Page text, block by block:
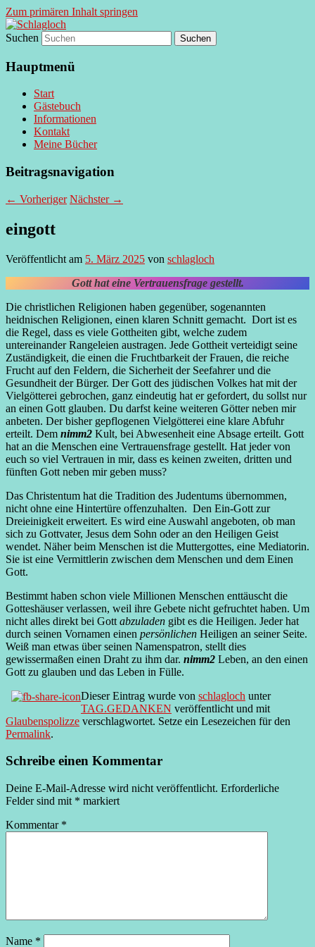
Zum primären Inhalt springen
Schlagloch
supersberger taggedanken
Suchen
Hauptmenü
Start
Gästebuch
Informationen
Kontakt
Meine Bücher
Beitragsnavigation
← Vorheriger Nächster →
eingott
Veröffentlicht am 5. März 2025 von schlagloch
Gott hat eine Vertrauensfrage gestellt.
Die christlichen Religionen haben gegenüber, sogenannten
heidnischen Religionen, einen klaren Schnitt gemacht. Dort ist es
die Regel, dass es viele Gottheiten gibt, welche zudem
untereinander Rangeleien austragen. Jede Gottheit verteidigt seine
Zuständigkeit, die einen die Fruchtbarkeit der Frauen, die reiche
Frucht auf den Feldern, die Sicherheit der Seefahrer und die
Gesundheit der Bürger. Der Gott des jüdischen Volkes hat mit der
Vielgötterei gebrochen, ganz eindeutig hat er gefordert, du sollst nur
an einen Gott glauben. Du darfst keine weiteren Götter neben mir
anbeten. Der bisher gepflogenen Vielgötterei eine klare Abfuhr
erteilt. Dem nimm2 Kult, bei Abwesenheit eine Absage erteilt. Gott
hat an die Menschen eine Vertrauensfrage gestellt. Hat jeder von
euch so viel Vertrauen in mir, dass es keinen zweiten, dritten und
fünften Gott neben mir geben muss?
Das Christentum hat die Tradition des Judentums übernommen,
nicht ohne eine Hintertüre offenzuhalten. Den Ein-Gott zur
Dreieinigkeit erweitert. Es wird eine Auswahl angeboten, ob man
sich zu Gottvater, Jesus dem Sohn oder an den Heiligen Geist
wendet. Näher beim Menschen ist die Muttergottes, eine Mediatorin.
Sie ist eine Vermittlerin zwischen dem Menschen und dem Einen
Gott.
Bestimmt haben schon viele Millionen Menschen enttäuscht die
Gotteshäuser verlassen, weil ihre Gebete nicht gefruchtet haben. Um
nicht alles direkt bei Gott abzuladen gibt es die Heiligen. Jeder hat
durch seinen Vornamen einen persönlichen Heiligen an seiner Seite.
Weiß man etwas über seinen Namenspatron, stellt dies
gewissermaßen einen Draht zu ihm dar. nimm2 Leben, an den einen
Gott zu glauben und das Leben in Fülle.
Dieser Eintrag wurde von schlagloch unter
TAG.GEDANKEN veröffentlicht und mit
Glaubenspolizze verschlagwortet. Setze ein Lesezeichen für den
Permalink.
Schreibe einen Kommentar
Deine E-Mail-Adresse wird nicht veröffentlicht. Erforderliche
Felder sind mit * markiert
Kommentar *
Name *